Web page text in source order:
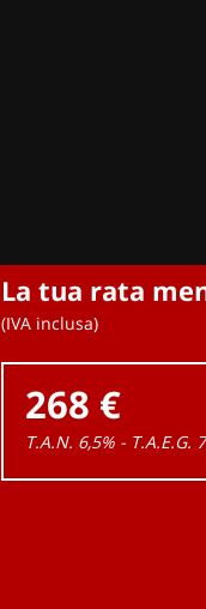
La tua rata
(IVA inclusa)
268 €
T.A.N. 6,5% - T.A.E.G.